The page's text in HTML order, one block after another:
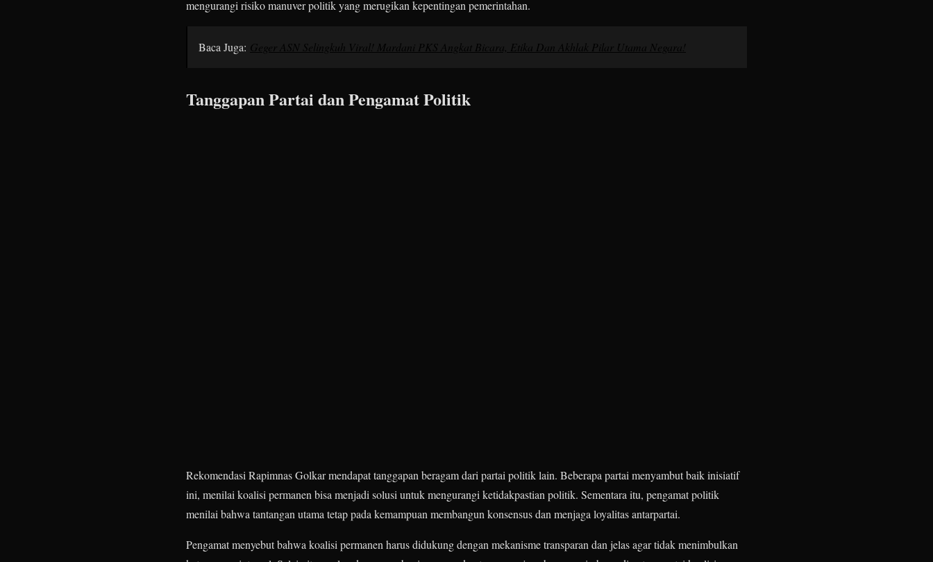
mengurangi risiko manuver politik yang merugikan kepentingan pemerintahan.
Baca Juga: Geger ASN Selingkuh Viral! Mardani PKS Angkat Bicara, Etika Dan Akhlak Pilar Utama Negara!
Tanggapan Partai dan Pengamat Politik
Rekomendasi Rapimnas Golkar mendapat tanggapan beragam dari partai politik lain. Beberapa partai menyambut baik inisiatif
ini, menilai koalisi permanen bisa menjadi solusi untuk mengurangi ketidakpastian politik. Sementara itu, pengamat politik
menilai bahwa tantangan utama tetap pada kemampuan membangun konsensus dan menjaga loyalitas antarpartai.
Pengamat menyebut bahwa koalisi permanen harus didukung dengan mekanisme transparan dan jelas agar tidak menimbulkan